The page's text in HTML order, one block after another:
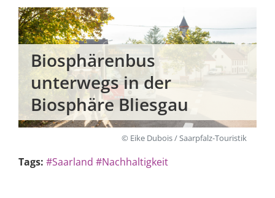
Biosphärenbus
unterwegs in der
Biosphäre Bliesgau
© Eike Dubois / Saarpfalz-Touristik
Tags: #Saarland #Nachhaltigkeit